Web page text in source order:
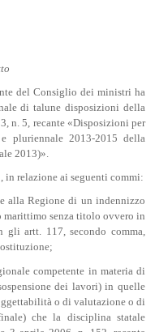
del Consiglio dei ministri ha
di talune disposizioni della
n. 5, recante «Disposizioni per
pluriennale 2013-2015 della
2013)».
in relazione ai seguenti commi:
alla Regione di un indennizzo
senza titolo ovvero in
gli artt. 117, secondo comma,
competente in materia di
dei lavori) in quelle
o di valutazione o di
che la disciplina statale